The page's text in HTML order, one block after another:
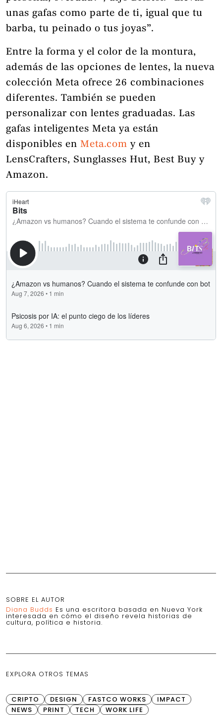
unas gafas como parte de ti, igual que tu
barba, tu peinado o tus joyas”.
Entre la forma y el color de la montura,
además de las opciones de lentes, la nueva
colección Meta ofrece 26 combinaciones
diferentes. También se pueden
personalizar con lentes graduadas. Las
gafas inteligentes Meta ya están
disponibles en Meta.com y en
LensCrafters, Sunglasses Hut, Best Buy y
Amazon.
SOBRE EL AUTOR
Diana Budds Es una escritora basada en Nueva York
interesada en cómo el diseño revela historias de
cultura, política e historia.
EXPLORA OTROS TEMAS
CRIPTO DESIGN FASTCO WORKS
IMPACT
NEWS
PRINT TECH WORK LIFE